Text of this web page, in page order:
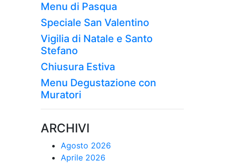
Menu di Pasqua
Speciale San Valentino
Vigilia di Natale e Santo
Stefano
Chiusura Estiva
Menu Degustazione con
Muratori
ARCHIVI
Agosto 2026
Aprile 2026